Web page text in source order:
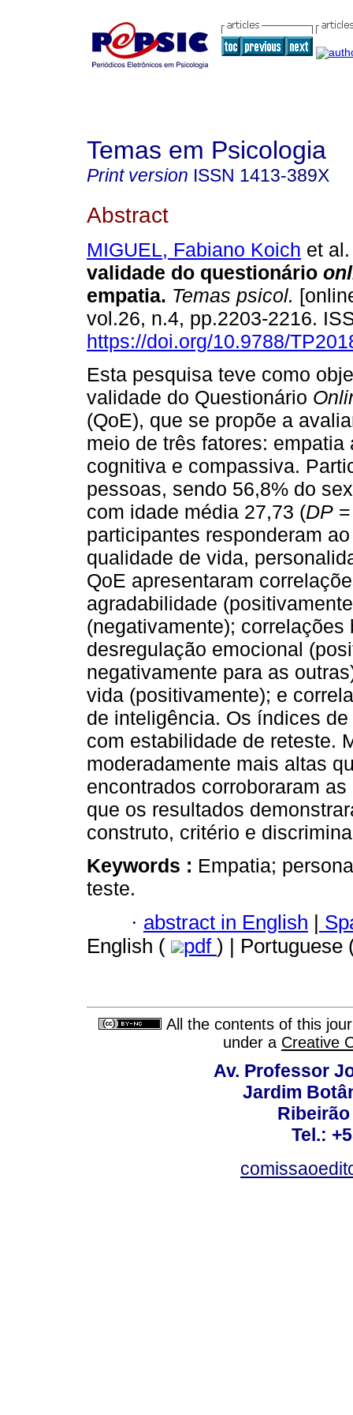
Temas em Psicologia
Print version ISSN 1413-389X
Abstract
MIGUEL, Fabiano Koich et al.
validade do questionário
empatia. Temas psicol.
vol.26, n.4, pp.2203-2216.
https://doi.org/10.9788/
Esta pesquisa teve como
validade do Questionário
(QoE), que se propõe a
meio de três fatores: empatia
cognitiva e compassiva.
pessoas, sendo 56,8% do
com idade média 27,73 (DP
participantes responderam
qualidade de vida,
QoE apresentaram
agradabilidade
(negativamente);
desregulação emocional
negativamente para as
vida (positivamente); e
de inteligência. Os índices
com estabilidade de reteste.
moderadamente mais altas
encontrados corroboraram
que os resultados
construto, critério e
Keywords : Empatia;
teste.
· abstract in English |
English (
pdf ) | Portuguese
All the contents of this
under a Creative
Av. Professor
Jardim
Tel.: